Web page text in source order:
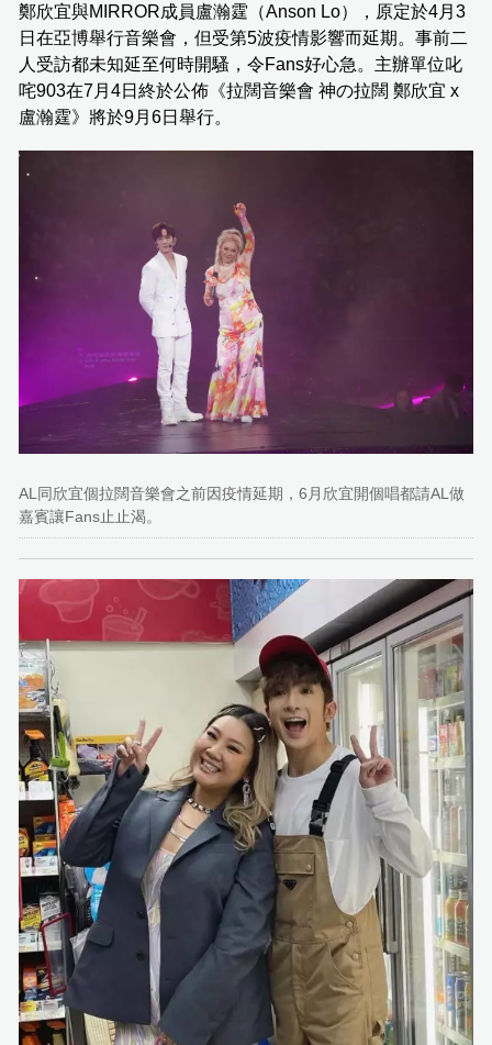
鄭欣宜與MIRROR成員盧瀚霆（Anson Lo），原定於4月3
日在亞博舉行音樂會，但受第5波疫情影響而延期。事前二
人受訪都未知延至何時開騷，令Fans好心急。主辦單位叱
咤903在7月4日終於公佈《拉闊音樂會 神の拉闊 鄭欣宜 x
盧瀚霆》將於9月6日舉行。
AL同欣宜個拉闊音樂會之前因疫情延期，6月欣宜開個唱都請AL做
嘉賓讓Fans止止渴。